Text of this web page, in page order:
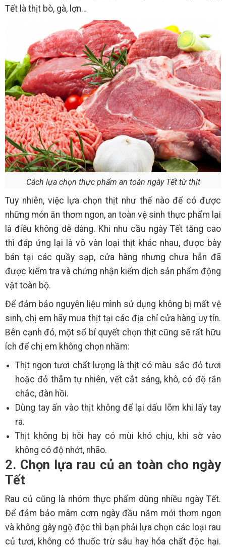
Tết là thịt bò, gà, lợn…
Cách lựa chọn thực phẩm an toàn ngày Tết từ thịt
Tuy nhiên, việc lựa chọn thịt như thế nào để có được
những món ăn thơm ngon, an toàn vệ sinh thực phẩm lại
là điều không dễ dàng. Khi nhu cầu ngày Tết tăng cao
thì đáp ứng lại là vô vàn loại thịt khác nhau, được bày
bán tại các quầy sạp, cửa hàng nhưng chưa hẳn đã
được kiểm tra và chứng nhận kiểm dịch sản phẩm động
vật toàn bộ.
Để đảm bảo nguyên liệu mình sử dụng không bị mất vệ
sinh, chị em hãy mua thịt tại các địa chỉ cửa hàng uy tín.
Bên cạnh đó, một số bí quyết chọn thịt cũng sẽ rất hữu
ích để chị em không chọn nhầm:
Thịt ngon tươi chất lượng là thịt có màu sắc đỏ tươi
hoặc đỏ thẫm tự nhiên, vết cắt sáng, khô, có độ rắn
chắc, đàn hồi.
Dùng tay ấn vào thịt không để lại dấu lõm khi lấy tay
ra.
Thịt không bị hôi hay có mùi khó chịu, khi sờ vào
không có độ nhớt, nhão.
2. Chọn lựa rau củ an toàn cho ngày
Tết
Rau củ cũng là nhóm thực phẩm dùng nhiều ngày Tết.
Để đảm bảo mâm cơm ngày đầu năm mới thơm ngon
và không gây ngộ độc thì bạn phải lựa chọn các loại rau
củ tươi, không có thuốc trừ sâu hay hóa chất độc hại.